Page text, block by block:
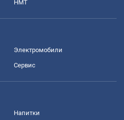
НМТ
Электромобили
Сервис
Напитки